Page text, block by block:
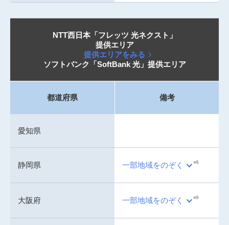
NTT西日本「フレッツ 光ネクスト」
提供エリア
提供エリアをみる
ソフトバンク「SoftBank 光」提供エリア
都道府県 備考
愛知県
静岡県 一部地域をのぞく ※5
大阪府 一部地域をのぞく ※5